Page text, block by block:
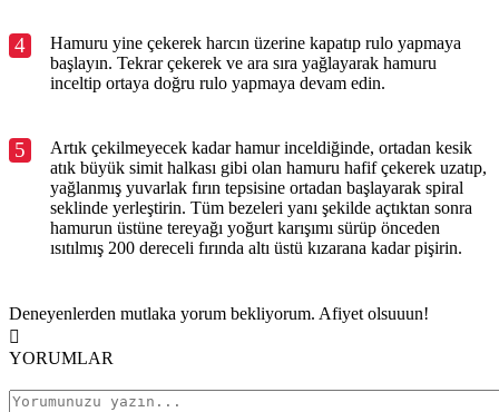
4
Hamuru yine çekerek harcın üzerine kapatıp rulo yapmaya
başlayın. Tekrar çekerek ve ara sıra yağlayarak hamuru
inceltip ortaya doğru rulo yapmaya devam edin.
5
Artık çekilmeyecek kadar hamur inceldiğinde, ortadan kesik
atık büyük simit halkası gibi olan hamuru hafif çekerek uzatıp,
yağlanmış yuvarlak fırın tepsisine ortadan başlayarak spiral
seklinde yerleştirin. Tüm bezeleri yanı şekilde açtıktan sonra
hamurun üstüne tereyağı yoğurt karışımı sürüp önceden
ısıtılmış 200 dereceli fırında altı üstü kızarana kadar pişirin.
Deneyenlerden mutlaka yorum bekliyorum. Afiyet olsuuun!
YORUMLAR